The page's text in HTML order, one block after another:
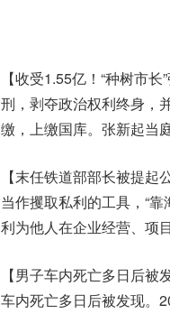
【收受1.55亿！“种树市
刑，剥夺政治权利终身，
缴，上缴国库。张新起当
【末任铁道部部长被提起
当作攫取私利的工具，“
利为他人在企业经营、项
【男子车内死亡多日后
车内死亡多日后被发现。